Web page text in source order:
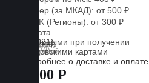
Курьер (за МКАД): от 500 ₽
CDEK (Регионы): от 300 ₽
Оплата
Наличными при получении
Банковскими картами
Подробнее о доставке и оплате
7 800 Р